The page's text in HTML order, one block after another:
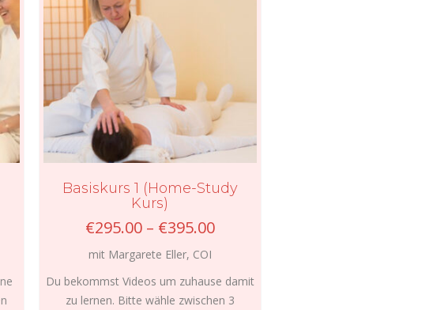
Basiskurs 1 (Home-Study
Kurs)
€295.00 – €395.00Preisspanne:
€395.00
mit Margarete Eller, COI
Du bekommst Videos um zuhause damit
zu lernen. Bitte wähle zwischen 3